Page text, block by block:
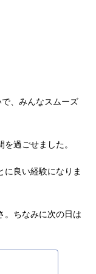
、みんなスムーズ
過ごせました。
に良い経験になりま
。ちなみに次の日は